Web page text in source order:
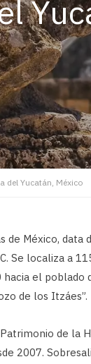
del Yucatán, México
de México,
Se localiza a
el poblado
de los Itzáes”.
de la
2007.